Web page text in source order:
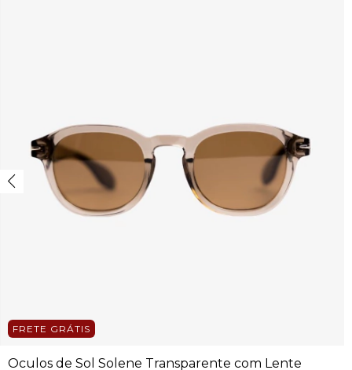
FRETE GRÁTIS
Óculos de Sol Solene Transparente com Lente